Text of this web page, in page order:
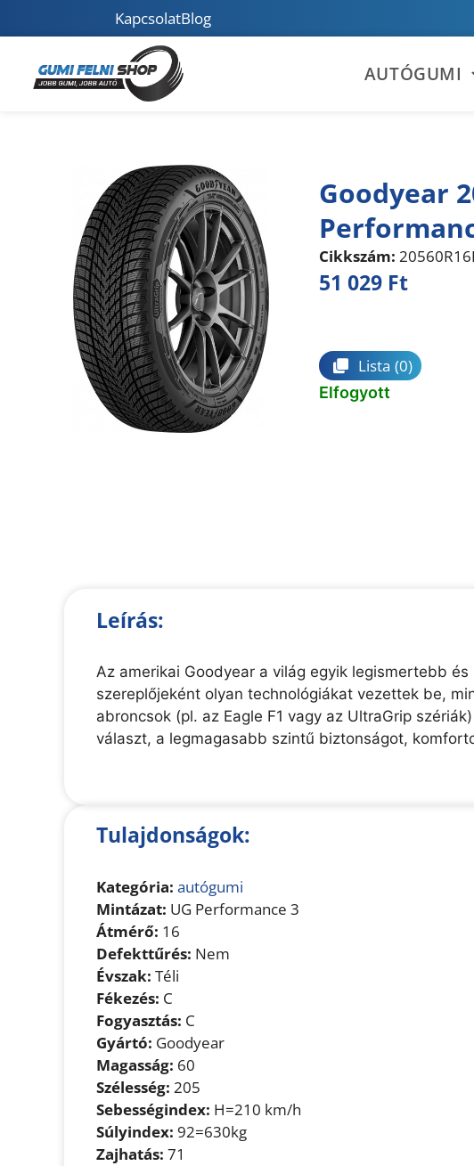
KapcsolatBlog
AUTÓGUMI
Goodyear
Cikkszám:
51 029 Ft
Lista (0)
Elfogyott
Leírás:
Az amerikai Goodyear a világ egyik legismertebb
szereplőjeként olyan technológiákat vezettek be,
abroncsok (pl. az Eagle F1 vagy az UltraGrip
választ, a legmagasabb szintű biztonságot,
Tulajdonságok:
Kategória: autógumi
Mintázat: UG Performance 3
Átmérő: 16
Defekttűrés: Nem
Évszak: Téli
Fékezés: C
Fogyasztás: C
Gyártó: Goodyear
Magasság: 60
Szélesség: 205
Sebességindex: H=210 km/h
Súlyindex: 92=630kg
Zajhatás: 71